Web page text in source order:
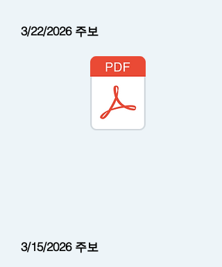
3/22/2026 주보
3/15/2026 주보